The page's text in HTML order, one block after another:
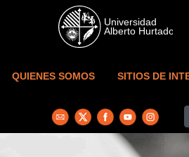
Skip to main content
QUIENES SOMOS SITIOS DE